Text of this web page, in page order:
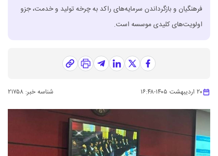
فرهنگیان و بازگرداندن سرمایه‌های راکد به چرخه تولید و خدمت، جزو
اولویت‌های کلیدی موسسه است.
۲۰ اردیبهشت ۱۴۰۵ -۱۶:۴۸ شناسه خبر: ۲۱۷۵۸